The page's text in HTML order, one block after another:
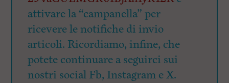
attivare la “campanella” per
ricevere le notifiche di invio
articoli. Ricordiamo, infine, che
potete continuare a seguirci sui
nostri social Fb, Instagram e X.